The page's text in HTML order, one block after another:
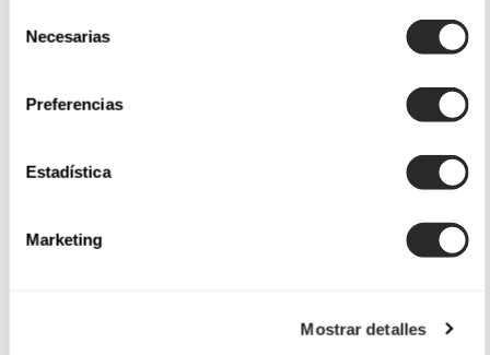
Necesarias
Preferencias
Estadística
Marketing
Mostrar detalles